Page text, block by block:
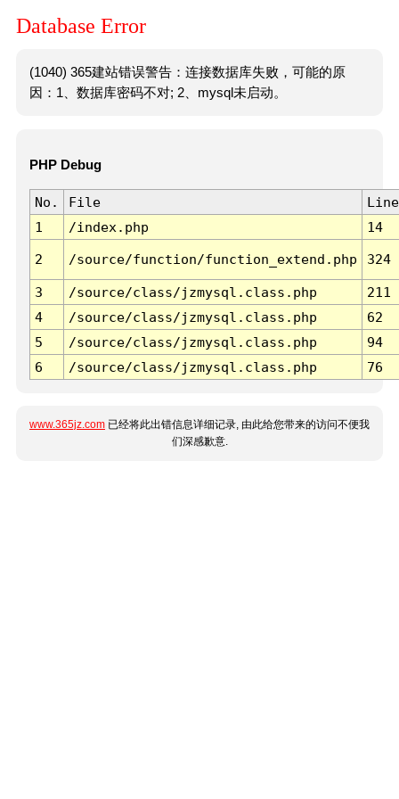
Database Error
(1040) 365建站错误警告：连接数据库失败，可能的原
因：1、数据库密码不对; 2、mysql未启动。
PHP Debug
No. File
Line
1
/index.php 14
2 /source/function/function_extend.php 324
3 /source/class/jzmysql.class.php
211
4
/source/class/jzmysql.class.php
62
5
/source/class/jzmysql.class.php
94
6
/source/class/jzmysql.class.php 76
www.365jz.com 已经将此出错信息详细记录, 由此给您带来的访问不便我
们深感歉意.